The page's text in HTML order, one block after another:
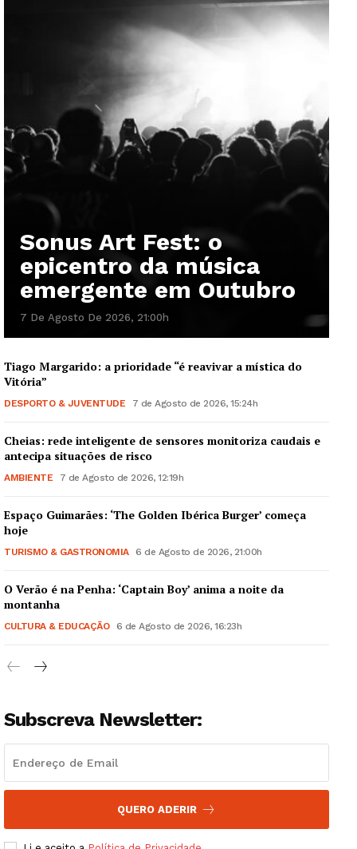
Guimarães, agora!
Institucional
Artigos
Edição Digital
Grande Entrevista
Sonus Art Fest: o
epicentro da música
emergente em Outubro
7 De Agosto De 2026, 21:00h
Tiago Margarido: a prioridade “é reavivar a mística do
Vitória”
DESPORTO & JUVENTUDE 7 de Agosto de 2026, 15:24h
Cheias: rede inteligente de sensores monitoriza caudais e
antecipa situações de risco
AMBIENTE 7 de Agosto de 2026, 12:19h
Espaço Guimarães: ‘The Golden Ibérica Burger’ começa
hoje
TURISMO & GASTRONOMIA 6 de Agosto de 2026, 21:00h
O Verão é na Penha: ‘Captain Boy’ anima a noite da
montanha
CULTURA & EDUCAÇÃO 6 de Agosto de 2026, 16:23h
Subscreva Newsletter:
QUERO ADERIR